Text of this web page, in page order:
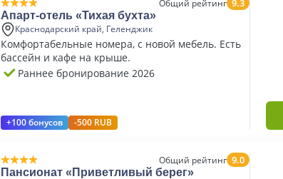
Общий рейтинг 9.3
Апарт-отель «Тихая бухта»
Краснодарский край, Геленджик
Комфортабельные номера, с новой мебель. Есть
бассейн и кафе на крыше.
Раннее бронирование 2026
+100 бонусов -500 RUB
Общий рейтинг 9.0
Пансионат «Приветливый берег»